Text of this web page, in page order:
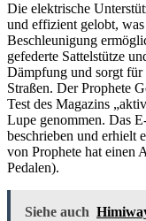
Die elektrische
und effizient gelobt,
Beschleunigung
gefederte Sattelstütze
Dämpfung und sorgt für
Straßen. Der Prophete
Test des Magazins
Lupe genommen. Das
beschrieben und erhielt
von Prophete hat einen
Pedalen).
Siehe auch